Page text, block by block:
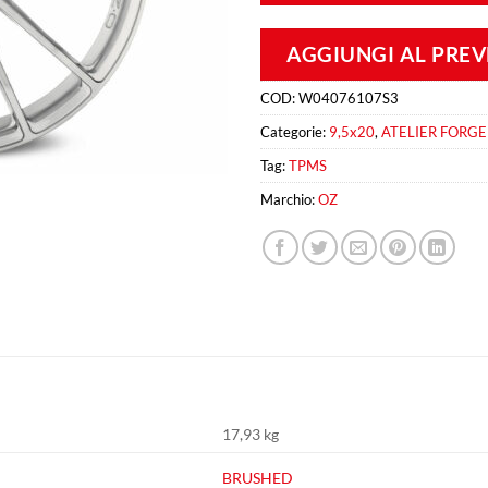
AGGIUNGI AL
COD:W04076107S3
Categorie: 9,5x20, ATELIER
Tag:TPMS
Marchio:OZ
17,93 kg
BRUSHED